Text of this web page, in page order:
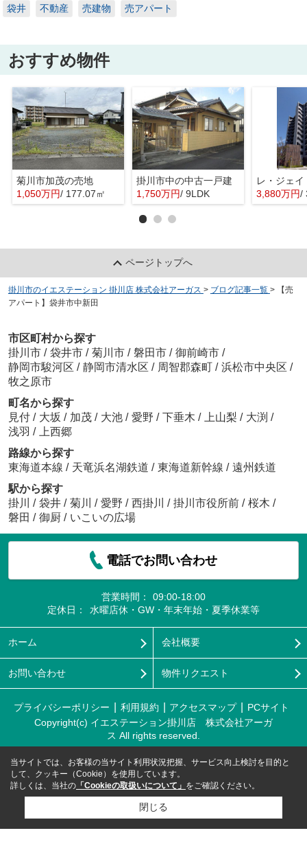
袋井
不動産 売建物 売アパート
おすすめ物件
菊川市加茂の売地
1,050万円/ 177.07㎡
掛川市中の中古一戸建
1,750万円/ 9LDK
レ・ジェ
3,880万円/
ページトップへ
掛川市のイエステーション 掛川店 株式会社アーガス > ブログ記事一覧 >
【売
アパート】袋井市中新田
市区町村から探す
掛川市 / 袋井市 / 菊川市 / 磐田市 / 御前崎市 /
静岡市駿河区 / 静岡市清水区 / 周智郡森町 / 浜松市中央区 /
牧之原市
町名から探す
見付 / 大坂 / 加茂 / 大池 / 愛野 / 下垂木 / 上山梨 / 大渕 /
浅羽 /
上西郷
路線から探す
東海道本線 / 天竜浜名湖鉄道 / 東海道新幹線 / 遠州鉄道
駅から探す
掛川
/ 袋井 / 菊川 / 愛野 / 西掛川 / 掛川市役所前 / 桜木 /
磐田 / 御厨 / いこいの広場
電話でお問い合わせ
営業時間：
09:00-18:00
定休日：
水曜店休・GW・年末年始・夏季休業等
ホーム 会社概要
お問い合わせ 物件リクエスト
プライバシーポリシー 利用規約 アクセスマップ
PCサイト
Copyright(c) イエステーション掛川店 株式会社アーガ
ス All rights reserved.
当サイトでは、お客様の当サイト利用状況把握、サービス向上検討を目的と
して、クッキー（Cookie）を使用しています。
詳しくは、当社の 「Cookieの取扱いについて」 をご確認ください。
閉じる